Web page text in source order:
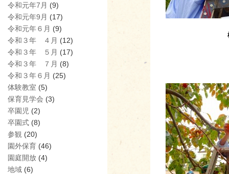
令和元年7月 (9)
令和元年9月 (17)
令和元年６月 (9)
令和３年 ４月 (12)
令和３年 ５月 (17)
令和３年 ７月 (8)
令和３年６月 (25)
体験教室 (5)
保育見学会 (3)
卒園児 (2)
卒園式 (8)
参観 (20)
園外保育 (46)
園庭開放 (4)
地域 (6)